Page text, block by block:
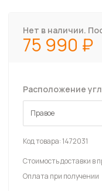
Нет в наличии.
75 990
Расположение
Правое
Правое
Код товара:1472031
Стоимость доставки в
Оплата при получении